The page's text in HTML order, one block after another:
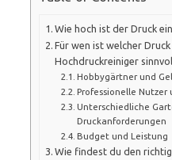
Wie hoch ist der Druck
Für wen ist welcher
Hochdruckreiniger
Hobbygärtner und
Professionelle Nutzer
Unterschiedliche
Druckanforderungen
Budget und Leistung
Wie findest du den